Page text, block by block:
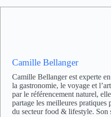
Camille Bellanger
Camille Bellanger est experte
la gastronomie, le voyage et
par le référencement naturel,
partage les meilleures pratiques
du secteur food & lifestyle. Son